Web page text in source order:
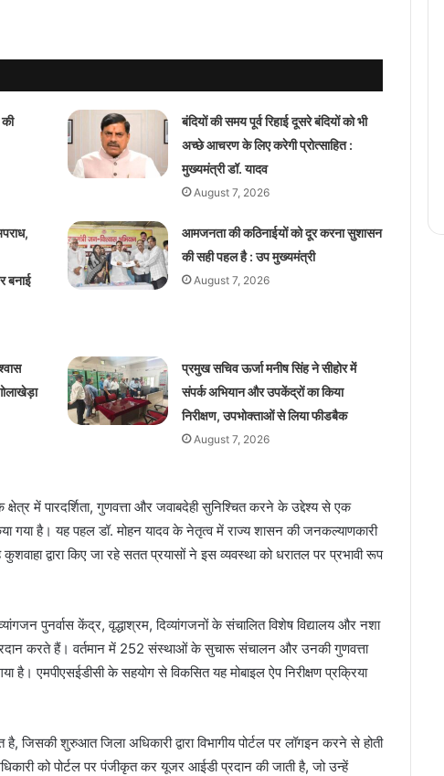
बंदियों की समय पूर्व रिहाई दूसरे बंदियों को भी
अच्छे आचरण के लिए करेगी प्रोत्साहित :
मुख्यमंत्री डॉ. यादव
August 7, 2026
बनाई
आमजनता की कठिनाईयों को दूर करना सुशासन
की सही पहल है : उप मुख्यमंत्री
August 7, 2026
प्रमुख सचिव ऊर्जा मनीष सिंह ने सीहोर में
संपर्क अभियान और उपकेंद्रों का किया
निरीक्षण, उपभोक्ताओं से लिया फीडबैक
August 7, 2026
में पारदर्शिता, गुणवत्ता और जवाबदेही सुनिश्चित करने के उद्देश्य से एक
गया है। यह पहल डॉ. मोहन यादव के नेतृत्व में राज्य शासन की जनकल्याणकारी
द्वारा किए जा रहे सतत प्रयासों ने इस व्यवस्था को धरातल पर प्रभावी रूप
पुनर्वास केंद्र, वृद्धाश्रम, दिव्यांगजनों के संचालित विशेष विद्यालय और नशा
करते हैं। वर्तमान में 252 संस्थाओं के सुचारू संचालन और उनकी गुणवत्ता
है। एमपीएसईडीसी के सहयोग से विकसित यह मोबाइल ऐप निरीक्षण प्रक्रिया
जिसकी शुरुआत जिला अधिकारी द्वारा विभागीय पोर्टल पर लॉगइन करने से होती
को पोर्टल पर पंजीकृत कर यूजर आईडी प्रदान की जाती है, जो उन्हें